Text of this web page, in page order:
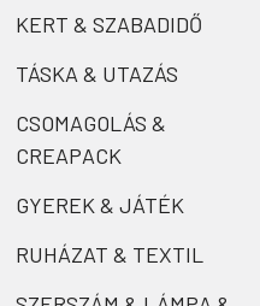
KERT & SZABADIDŐ
TÁSKA & UTAZÁS
CSOMAGOLÁS &
CREAPACK
GYEREK & JÁTÉK
RUHÁZAT & TEXTIL